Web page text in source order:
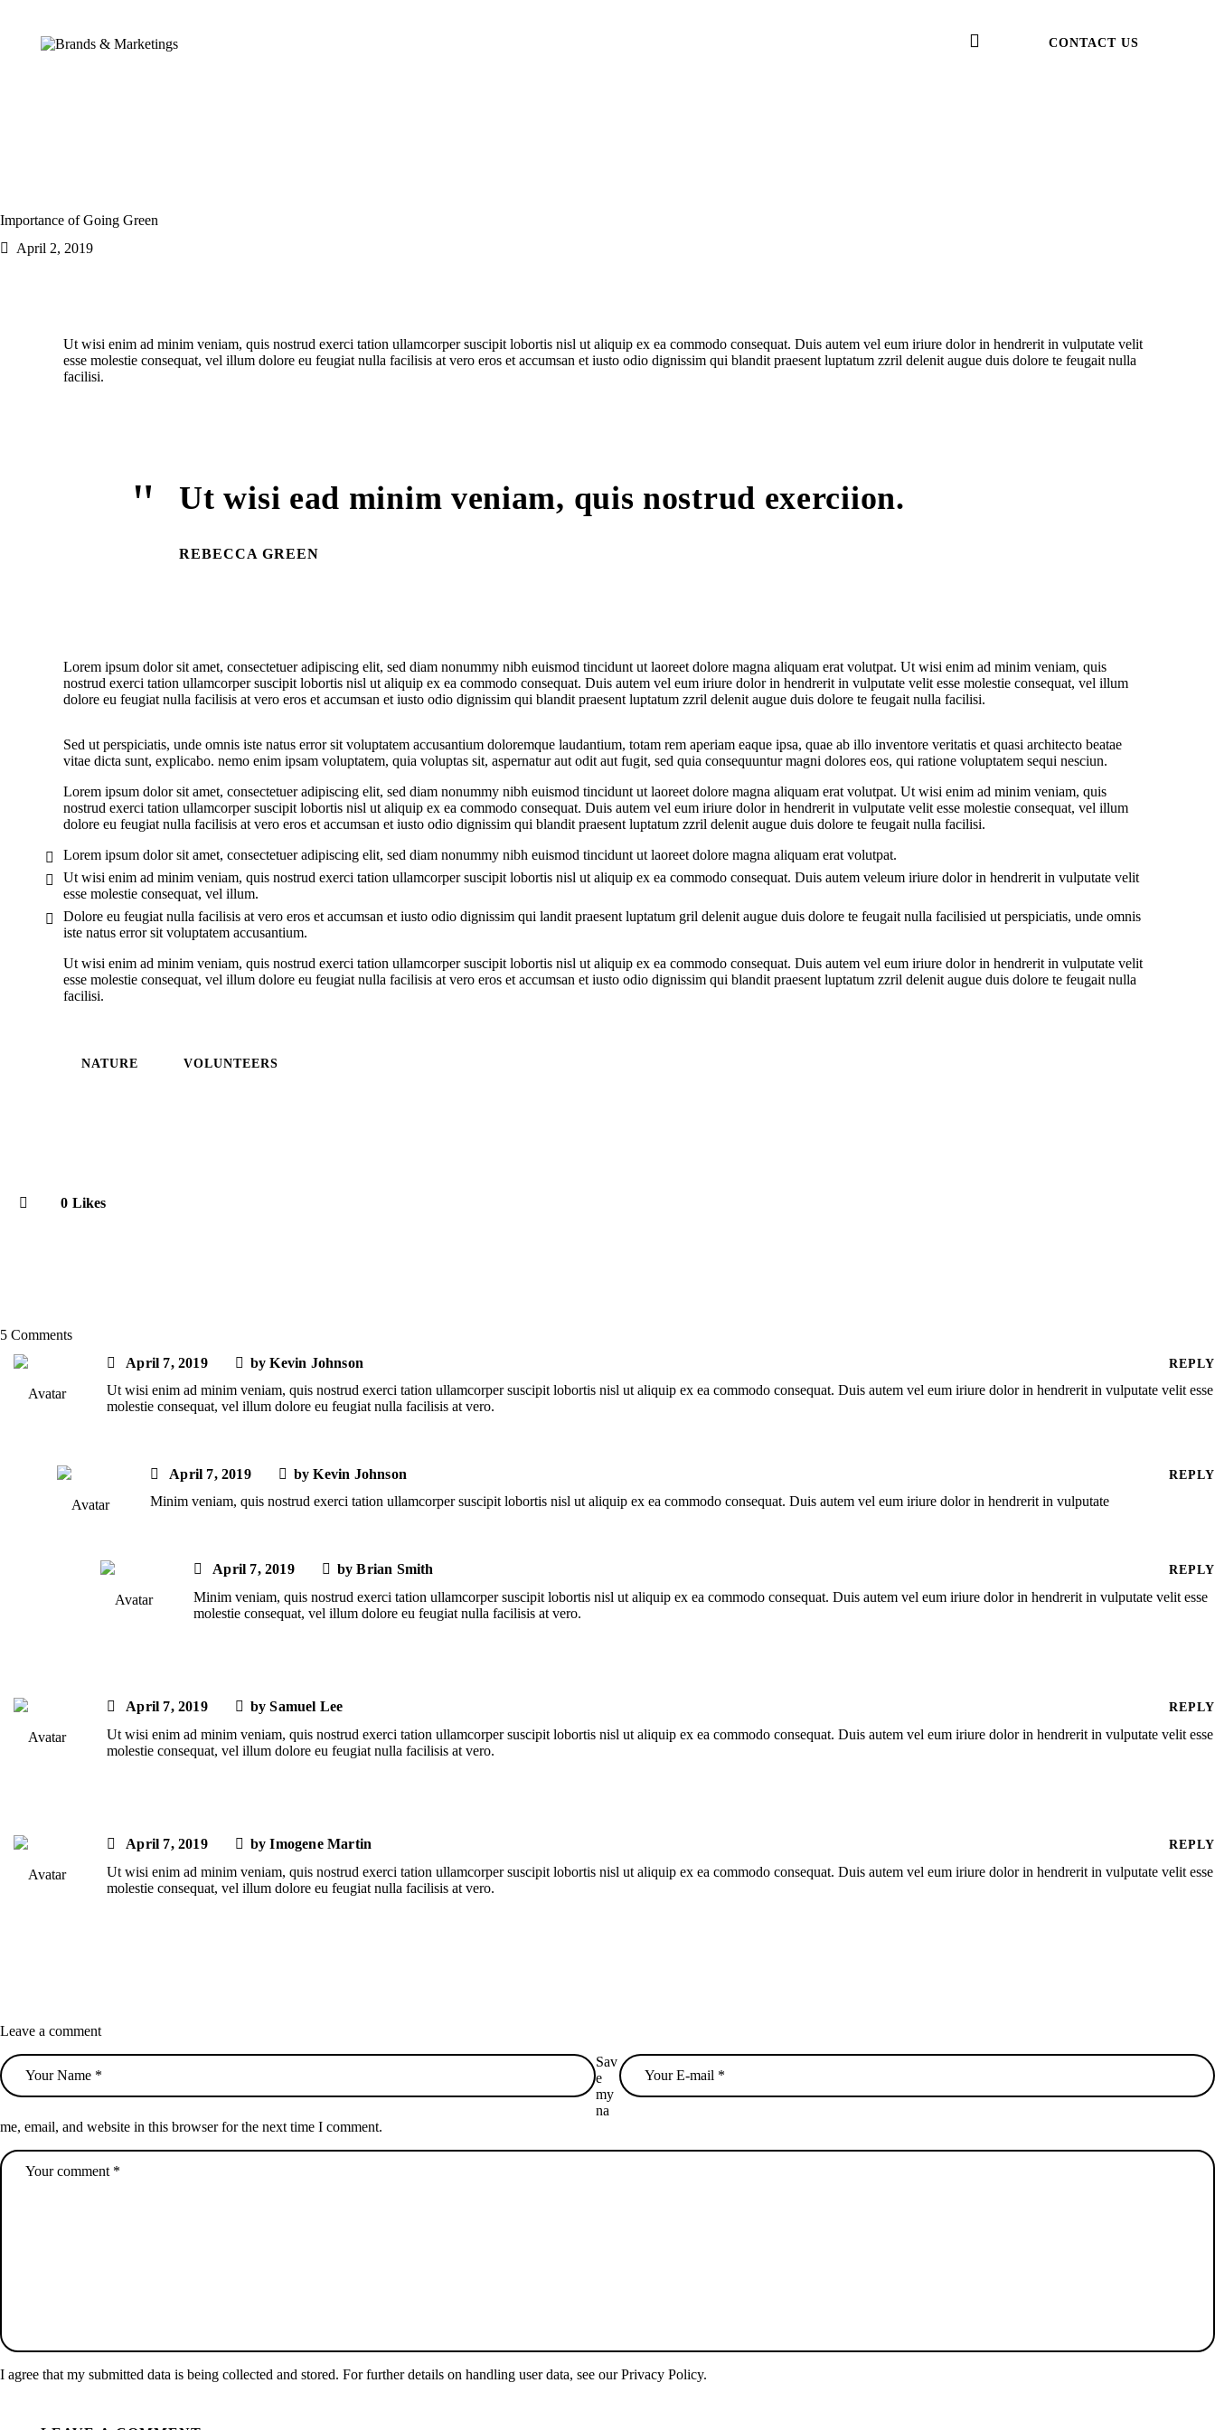
CONTACT US
Importance of Going Green
April 2, 2019
Ut wisi enim ad minim veniam, quis nostrud exerci tation ullamcorper suscipit lobortis nisl ut aliquip ex ea commodo consequat. Duis autem vel eum iriure dolor in hendrerit in vulputate velit
esse molestie consequat, vel illum dolore eu feugiat nulla facilisis at vero eros et accumsan et iusto odio dignissim qui blandit praesent luptatum zzril delenit augue duis dolore te feugait nulla
facilisi.
Ut wisi ead minim veniam, quis nostrud exerciion.
REBECCA GREEN
Lorem ipsum dolor sit amet, consectetuer adipiscing elit, sed diam nonummy nibh euismod tincidunt ut laoreet dolore magna aliquam erat volutpat. Ut wisi enim ad minim veniam, quis
nostrud exerci tation ullamcorper suscipit lobortis nisl ut aliquip ex ea commodo consequat. Duis autem vel eum iriure dolor in hendrerit in vulputate velit esse molestie consequat, vel illum
dolore eu feugiat nulla facilisis at vero eros et accumsan et iusto odio dignissim qui blandit praesent luptatum zzril delenit augue duis dolore te feugait nulla facilisi.
Sed ut perspiciatis, unde omnis iste natus error sit voluptatem accusantium doloremque laudantium, totam rem aperiam eaque ipsa, quae ab illo inventore veritatis et quasi architecto beatae
vitae dicta sunt, explicabo. nemo enim ipsam voluptatem, quia voluptas sit, aspernatur aut odit aut fugit, sed quia consequuntur magni dolores eos, qui ratione voluptatem sequi nesciun.
Lorem ipsum dolor sit amet, consectetuer adipiscing elit, sed diam nonummy nibh euismod tincidunt ut laoreet dolore magna aliquam erat volutpat. Ut wisi enim ad minim veniam, quis
nostrud exerci tation ullamcorper suscipit lobortis nisl ut aliquip ex ea commodo consequat. Duis autem vel eum iriure dolor in hendrerit in vulputate velit esse molestie consequat, vel illum
dolore eu feugiat nulla facilisis at vero eros et accumsan et iusto odio dignissim qui blandit praesent luptatum zzril delenit augue duis dolore te feugait nulla facilisi.
Lorem ipsum dolor sit amet, consectetuer adipiscing elit, sed diam nonummy nibh euismod tincidunt ut laoreet dolore magna aliquam erat volutpat.
Ut wisi enim ad minim veniam, quis nostrud exerci tation ullamcorper suscipit lobortis nisl ut aliquip ex ea commodo consequat. Duis autem veleum iriure dolor in hendrerit in vulputate velit
esse molestie consequat, vel illum.
Dolore eu feugiat nulla facilisis at vero eros et accumsan et iusto odio dignissim qui landit praesent luptatum gril delenit augue duis dolore te feugait nulla facilisied ut perspiciatis, unde omnis
iste natus error sit voluptatem accusantium.
Ut wisi enim ad minim veniam, quis nostrud exerci tation ullamcorper suscipit lobortis nisl ut aliquip ex ea commodo consequat. Duis autem vel eum iriure dolor in hendrerit in vulputate velit
esse molestie consequat, vel illum dolore eu feugiat nulla facilisis at vero eros et accumsan et iusto odio dignissim qui blandit praesent luptatum zzril delenit augue duis dolore te feugait nulla
facilisi.
NATURE VOLUNTEERS
0 Likes
5 Comments
April 7, 2019
by Kevin Johnson REPLY
Ut wisi enim ad minim veniam, quis nostrud exerci tation ullamcorper suscipit lobortis nisl ut aliquip ex ea commodo consequat. Duis autem vel eum iriure dolor in hendrerit in vulputate velit esse
molestie consequat, vel illum dolore eu feugiat nulla facilisis at vero.
April 7, 2019 by Kevin Johnson REPLY
Minim veniam, quis nostrud exerci tation ullamcorper suscipit lobortis nisl ut aliquip ex ea commodo consequat. Duis autem vel eum iriure dolor in hendrerit in vulputate
April 7, 2019 by Brian Smith REPLY
Minim veniam, quis nostrud exerci tation ullamcorper suscipit lobortis nisl ut aliquip ex ea commodo consequat. Duis autem vel eum iriure dolor in hendrerit in vulputate velit esse
molestie consequat, vel illum dolore eu feugiat nulla facilisis at vero.
April 7, 2019 by Samuel Lee REPLY
Ut wisi enim ad minim veniam, quis nostrud exerci tation ullamcorper suscipit lobortis nisl ut aliquip ex ea commodo consequat. Duis autem vel eum iriure dolor in hendrerit in vulputate velit esse
molestie consequat, vel illum dolore eu feugiat nulla facilisis at vero.
April 7, 2019 by Imogene Martin REPLY
Ut wisi enim ad minim veniam, quis nostrud exerci tation ullamcorper suscipit lobortis nisl ut aliquip ex ea commodo consequat. Duis autem vel eum iriure dolor in hendrerit in vulputate velit esse
molestie consequat, vel illum dolore eu feugiat nulla facilisis at vero.
Leave a comment
Sav
e
my
na
me, email, and website in this browser for the next time I comment.
I agree that my submitted data is being collected and stored. For further details on handling user data, see ourPrivacy Policy.